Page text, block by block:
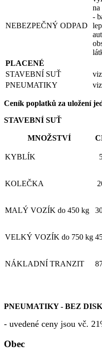
NEBEZPEČNÝ ODPAD
-
PLACENÉ
STAVEBNÍ SUŤ
PNEUMATIKY
Ceník poplatků za uložení
STAVEBNÍ SUŤ
MNOŽSTVÍ
KYBLÍK
KOLEČKA
MALÝ VOZÍK do 450 kg
VELKÝ VOZÍK do 750 kg
NÁKLADNÍ TRANZIT
PNEUMATIKY - BEZ
- uvedené ceny jsou vč.
Obec